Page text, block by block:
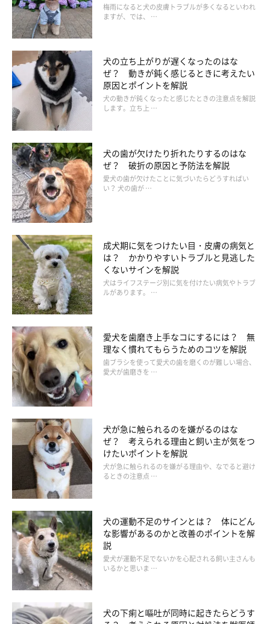
梅雨になると犬の皮膚トラブルが多くなるといわれ
ますが、では、 …
犬の立ち上がりが遅くなったのはな
ぜ？ 動きが鈍く感じるときに考えたい
原因とポイントを解説
犬の動きが鈍くなったと感じたときの注意点を解説
します。立ち上 …
犬の歯が欠けたり折れたりするのはな
ぜ？ 破折の原因と予防法を解説
愛犬の歯が欠けたことに気づいたらどうすればい
い？ 犬の歯が …
成犬期に気をつけたい目・皮膚の病気と
は？ かかりやすいトラブルと見逃した
くないサインを解説
犬はライフステージ別に気を付けたい病気やトラブ
ルがあります。 …
愛犬を歯磨き上手なコにするには？ 無
理なく慣れてもらうためのコツを解説
歯ブラシを使って愛犬の歯を磨くのが難しい場合、
愛犬が歯磨きを …
犬が急に触られるのを嫌がるのはな
ぜ？ 考えられる理由と飼い主が気をつ
けたいポイントを解説
犬が急に触られるのを嫌がる理由や、なでると避け
るときの注意点 …
犬の運動不足のサインとは？ 体にどん
な影響があるのかと改善のポイントを解
説
愛犬が運動不足でないかを心配される飼い主さんも
いるかと思いま …
犬の下痢と嘔吐が同時に起きたらどうす